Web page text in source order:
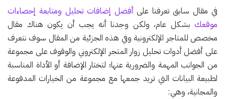
في مقال سابق تعرفنا علىأفضل إضافات تحليل ومتابعة إحصاءات
موقعك بشكل عام، ولكن وجدنا أنه يجب أن يكون هناك مقال
مخصص للمتاجر الإلكترونية وفي هذه الجزئية من المقال سوف نتعرف
على أفضل أدوات تحليل زوار المتجر الإلكتروني والوقوف على مجموعة
من الجوانب المهمة والضرورية عنها؛ لتختار الإضافة أو الأداة المناسبة
لطبيعة البيانات التي تريد جمعها مع مجموعة من الخيارات المدفوعة
والمجانية، وهي: